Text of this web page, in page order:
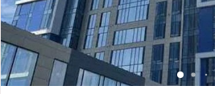
и заселению. Документам больше 3-х лет. т.044 200
Valion.ua/1136811